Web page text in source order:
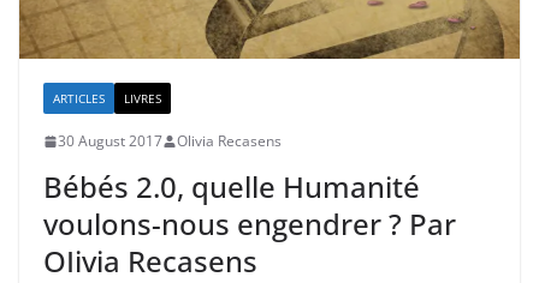
ARTICLES LIVRES
30 August 2017 Olivia Recasens
Bébés 2.0, quelle Humanité
voulons-nous engendrer ? Par
OIivia Recasens